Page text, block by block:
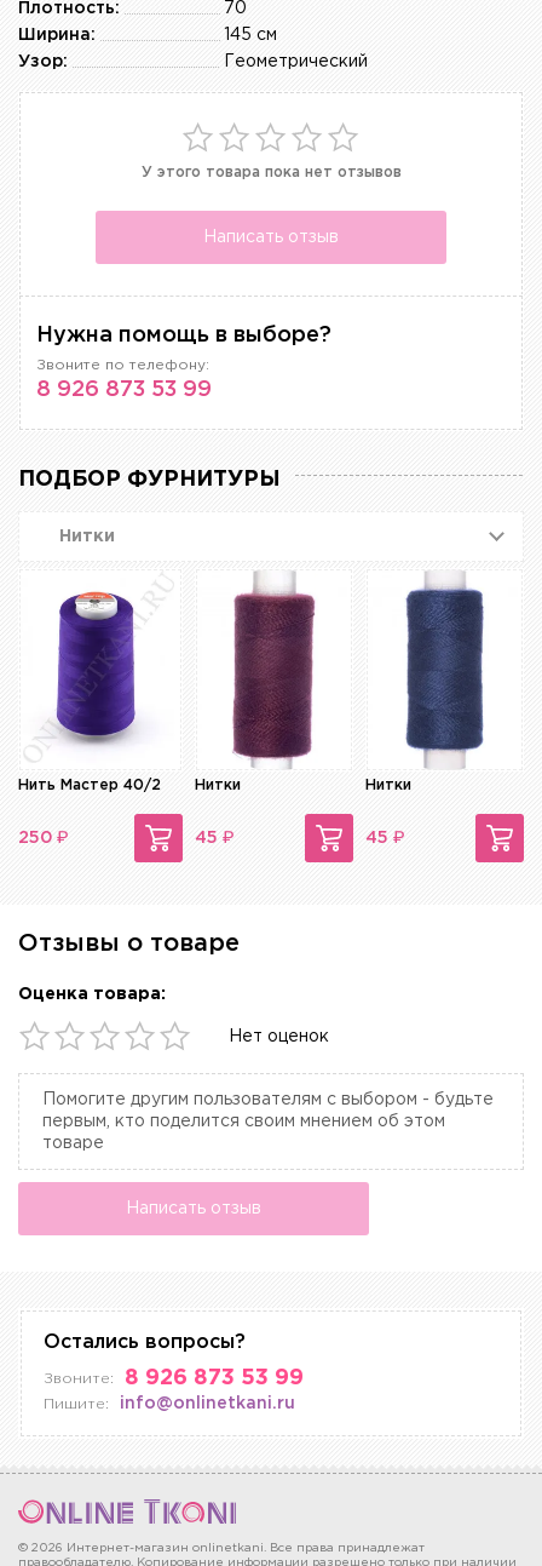
70
Плотность:
145 см
Ширина:
Геометрический
Узор:
У этого товара пока нет отзывов
Написать отзыв
Нужна помощь в выборе?
Звоните по телефону:
8 926 873 53 99
ПОДБОР ФУРНИТУРЫ
Нитки
Нить Мастер 40/2
250 ₽
Нитки
45 ₽
Нитки
45 ₽
Отзывы о товаре
Оценка товара:
Нет оценок
Помогите другим пользователям с выбором - будьте
первым, кто поделится своим мнением об этом
товаре
Написать отзыв
Остались вопросы?
Звоните: 8 926 873 53 99
Пишите: info@onlinetkani.ru
© 2026 Интернет-магазин onlinetkani. Все права принадлежат
правообладателю. Копирование информации разрешено только при наличии